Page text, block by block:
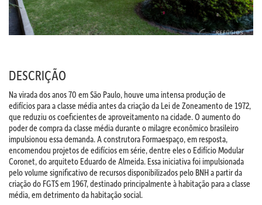
DESCRIÇÃO
Na virada dos anos 70 em São Paulo, houve uma intensa produção de
edifícios para a classe média antes da criação da Lei de Zoneamento de 1972,
que reduziu os coeficientes de aproveitamento na cidade. O aumento do
poder de compra da classe média durante o milagre econômico brasileiro
impulsionou essa demanda. A construtora Formaespaço, em resposta,
encomendou projetos de edifícios em série, dentre eles o Edifício Modular
Coronet, do arquiteto Eduardo de Almeida. Essa iniciativa foi impulsionada
pelo volume significativo de recursos disponibilizados pelo BNH a partir da
criação do FGTS em 1967, destinado principalmente à habitação para a classe
média, em detrimento da habitação social.